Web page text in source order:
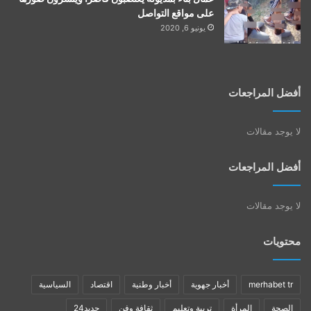
على مواقع التواصل
يونيو 6, 2020
أفضل المراجعات
لا يوجد مقالات
أفضل المراجعات
لا يوجد مقالات
محتويات
merhabet tr أخبار جهوية أخبار وطنية اقتصاد السياسية
الصحة المرأة تربية وتعليم ثقافة وفن جديد24